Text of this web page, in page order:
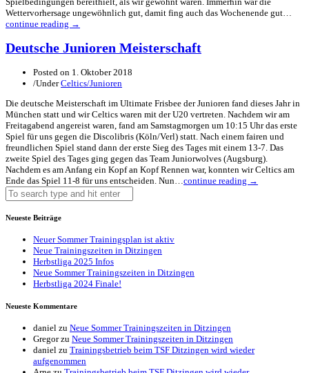
Wettervorhersage ungewöhnlich gut, damit fing auch das Wochenende gut…
continue reading →
Deutsche Junioren Meisterschaft
Posted on 1. Oktober 2018
/UnderCeltics/Junioren
Die deutsche Meisterschaft im Ultimate Frisbee der Junioren fand dieses Jahr in
München statt und wir Celtics waren mit der U20 vertreten. Nachdem wir am
Freitagabend angereist waren, fand am Samstagmorgen um 10:15 Uhr das erste
Spiel für uns gegen die Discolibris (Köln/Verl) statt. Nach einem fairen und
freundlichen Spiel stand dann der erste Sieg des Tages mit einem 13-7. Das
zweite Spiel des Tages ging gegen das Team Juniorwolves (Augsburg).
Nachdem es am Anfang ein Kopf an Kopf Rennen war, konnten wir Celtics am
Ende das Spiel 11-8 für uns entscheiden. Nun…continue reading →
Neueste Beiträge
Neuer Sommer Trainingsplan ist aktiv
Neue Trainingszeiten in Ditzingen
Herbstliga 2025 Infos
Neue Sommer Trainingszeiten in Ditzingen
Herbstliga 2024 Finale!
Neueste Kommentare
daniel zu Neue Sommer Trainingszeiten in Ditzingen
Gregorzu Neue Sommer Trainingszeiten in Ditzingen
daniel zu Trainingsbetrieb beim TSF Ditzingen wird wieder
aufgenommen